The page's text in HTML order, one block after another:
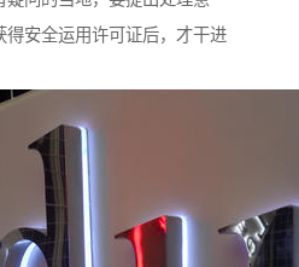
得安全运用许可证后，才干进